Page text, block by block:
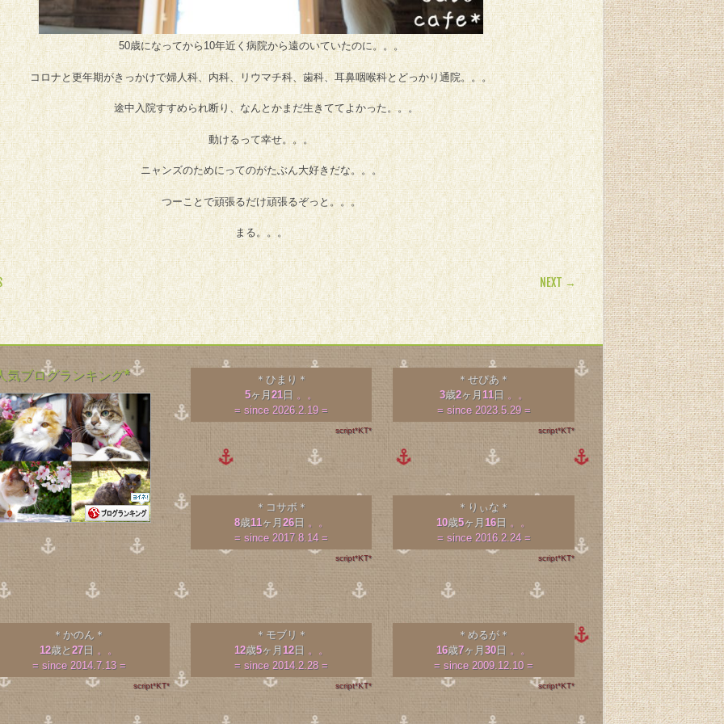
50歳になってから10年近く病院から遠のいていたのに。。。
コロナと更年期がきっかけで婦人科、内科、リウマチ科、歯科、耳鼻咽喉科とどっかり通院。。。
途中入院すすめられ断り、なんとかまだ生きててよかった。。。
動けるって幸せ。。。
ニャンズのためにってのがたぶん大好きだな。。。
つーことで頑張るだけ頑張るぞっと。。。
まる。。。
NEXT →
気ブログランキング*
＊ひまり＊
5ヶ月21 日 。。
= since 2026.2.19 =
script*KT*
＊せぴあ＊
3歳2ヶ月 11日 。。
= since 2023.5.29 =
script*KT*
＊コサボ＊
8歳11ヶ月26日 。。
= since 2017.8.14 =
script*KT*
＊りぃな＊
10歳5ヶ月 16日 。。
= since 2016.2.24 =
script*KT*
＊かのん＊
12歳と27日 。。
= since 2014.7.13 =
script*KT*
＊モブリ＊
12歳5ヶ月 12日 。。
= since 2014.2.28 =
script*KT*
＊めるが＊
16歳7ヶ月30日 。。
= since 2009.12.10 =
script*KT*